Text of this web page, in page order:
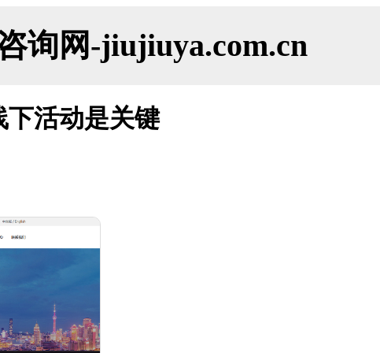
询网-jiujiuya.com.cn
下活动是关键